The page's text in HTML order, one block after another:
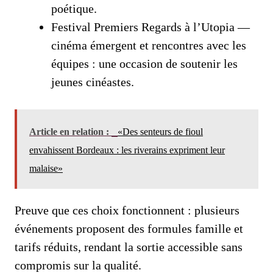
poétique.
Festival Premiers Regards à l’Utopia —
cinéma émergent et rencontres avec les
équipes : une occasion de soutenir les
jeunes cinéastes.
Article en relation :
«Des senteurs de fioul
envahissent Bordeaux : les riverains expriment leur
malaise»
Preuve que ces choix fonctionnent : plusieurs
événements proposent des formules famille et
tarifs réduits, rendant la sortie accessible sans
compromis sur la qualité.